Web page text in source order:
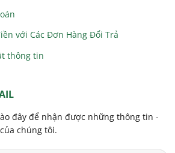
với Các Đơn Hàng Đổi Trả
thông tin
đây để nhận được những thông tin -
chúng tôi.